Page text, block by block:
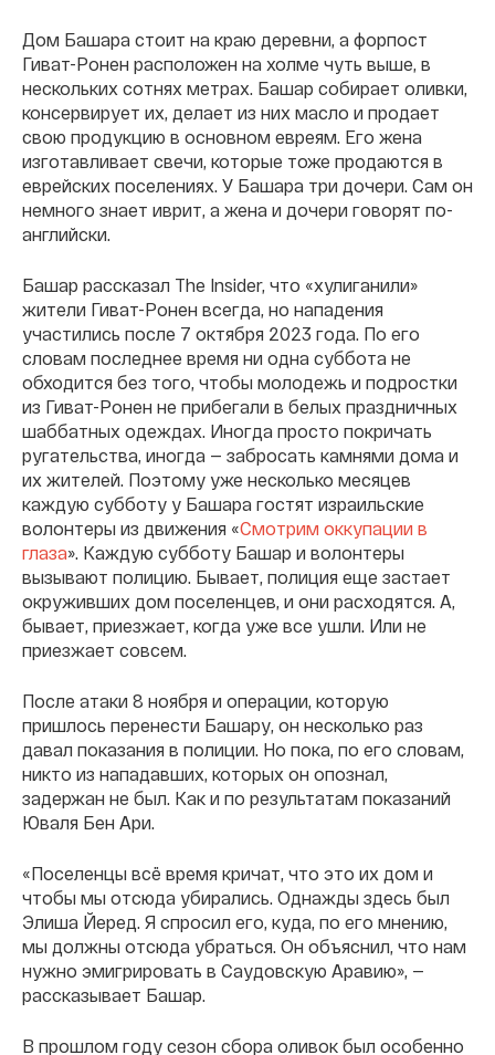
Дом Башара стоит на краю деревни, а форпост
Гиват-Ронен расположен на холме чуть выше, в
нескольких сотнях метрах. Башар собирает оливки,
консервирует их, делает из них масло и продает
свою продукцию в основном евреям. Его жена
изготавливает свечи, которые тоже продаются в
еврейских поселениях. У Башара три дочери. Сам он
немного знает иврит, а жена и дочери говорят по-
английски.
Башар рассказал The Insider, что «хулиганили»
жители Гиват-Ронен всегда, но нападения
участились после 7 октября 2023 года. По его
словам последнее время ни одна суббота не
обходится без того, чтобы молодежь и подростки
из Гиват-Ронен не прибегали в белых праздничных
шаббатных одеждах. Иногда просто покричать
ругательства, иногда — забросать камнями дома и
их жителей. Поэтому уже несколько месяцев
каждую субботу у Башара гостят израильские
волонтеры из движения «Смотрим оккупации в
глаза». Каждую субботу Башар и волонтеры
вызывают полицию. Бывает, полиция еще застает
окруживших дом поселенцев, и они расходятся. А,
бывает, приезжает, когда уже все ушли. Или не
приезжает совсем.
После атаки 8 ноября и операции, которую
пришлось перенести Башару, он несколько раз
давал показания в полиции. Но пока, по его словам,
никто из нападавших, которых он опознал,
задержан не был. Как и по результатам показаний
Юваля Бен Ари.
«Поселенцы всё время кричат, что это их дом и
чтобы мы отсюда убирались. Однажды здесь был
Элиша Йеред. Я спросил его, куда, по его мнению,
мы должны отсюда убраться. Он объяснил, что нам
нужно эмигрировать в Саудовскую Аравию», —
рассказывает Башар.
В прошлом году сезон сбора оливок был особенно